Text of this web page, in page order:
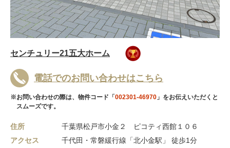
センチュリー21五大ホーム
電話でのお問い合わせはこちら
※お問い合わせの際は、物件コード「 002301-46970 」をお伝えいただくと
スムーズです。
住所
千葉県松戸市小金２ ピコティ西館１０６
アクセス
千代田・常磐緩行線「北小金駅」 徒歩1分